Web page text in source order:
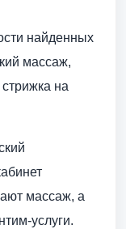
найденных
массаж,
на
массаж, а
услуги.